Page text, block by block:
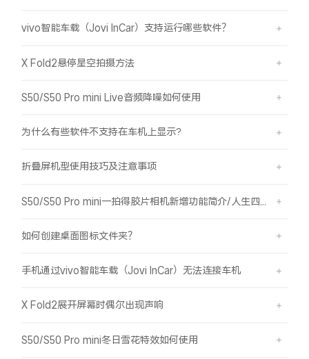
vivo智能车载（Jovi InCar）支持运行哪些软件？
X Fold2悬停星空拍摄方法
S50/S50 Pro mini Live音频降噪如何使用
为什么有些软件不支持在车机上显示?
折叠屏机型使用技巧及注意事项
如何创建桌面图标文件夹？
手机通过vivo智能车载（Jovi InCar）无法连接车机
X Fold2展开屏幕时偶尔出现声响
S50/S50 Pro mini冬日雪花特效如何使用